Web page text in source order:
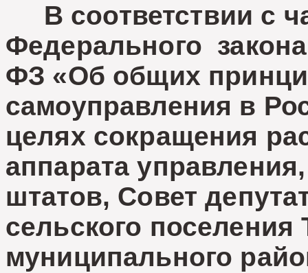
В соответствии с
Федерального
ФЗ «Об общих
самоуправления в
целях сокращения
аппарата
штатов, Совет
сельского поселения
муниципального